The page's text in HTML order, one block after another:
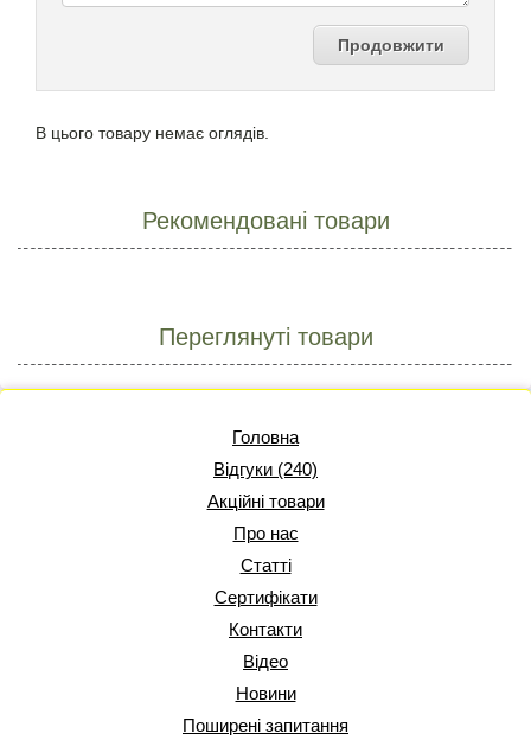
Продовжити
В цього товару немає оглядів.
Рекомендовані товари
Переглянуті товари
Головна
Відгуки (240)
Акційні товари
Про нас
Статті
Сертифікати
Контакти
Відео
Новини
Поширені запитання